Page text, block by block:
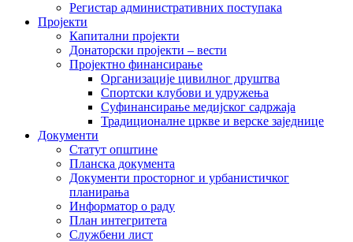
Регистар административних поступака
Пројекти
Капитални пројекти
Донаторски пројекти – вести
Пројектно финансирање
Организације цивилног друштва
Спортски клубови и удружења
Суфинансирање медијског садржаја
Традиционалне цркве и верске заједнице
Документи
Статут општине
Планска документа
Документи просторног и урбанистичког
планирања
Информатор о раду
План интегритета
Службени лист